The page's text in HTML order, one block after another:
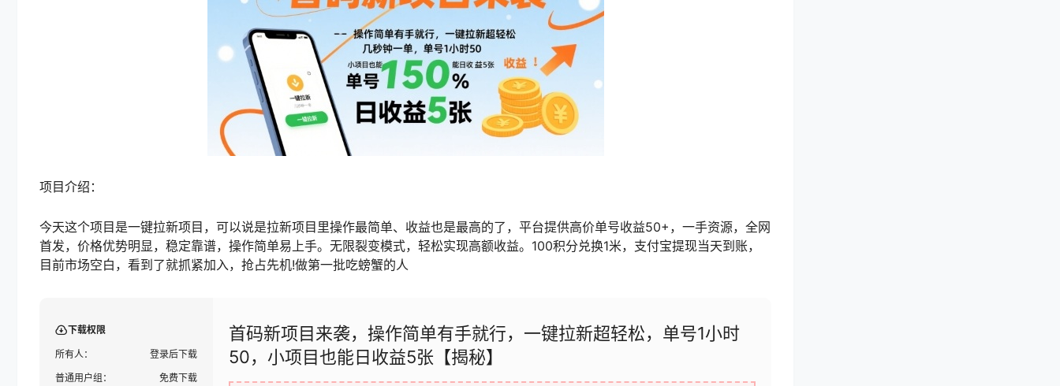
项目介绍：
今天这个项目是一键拉新项目，可以说是拉新项目里操作最简单、收益也是最高的了，平台提供高价单号收益50+，一手资源，全网
首发，价格优势明显，稳定靠谱，操作简单易上手。无限裂变模式，轻松实现高额收益。100积分兑换1米，支付宝提现当天到账，
目前市场空白，看到了就抓紧加入，抢占先机!做第一批吃螃蟹的人
下载权限
所有人：
登录后下载
普通用户组：
免费下载
首码新项目来袭，操作简单有手就行，一键拉新超轻松，单号1小时
50，小项目也能日收益5张【揭秘】